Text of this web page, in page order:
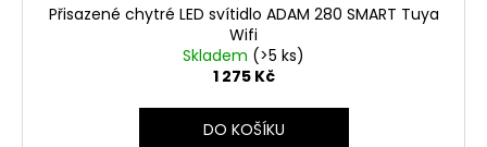
Přisazené chytré LED svítidlo ADAM 280 SMART Tuya
Wifi
Skladem (>5 ks)
1 275 Kč
DO KOŠÍKU